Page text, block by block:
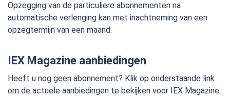
Opzegging van de particuliere abonnementen na
automatische verlenging kan met inachtneming van een
opzegtermijn van een maand.
IEX Magazine aanbiedingen
Heeft u nog geen abonnement? Klik op onderstaande link
om de actuele aanbiedingen te bekijken voor IEX Magazine.